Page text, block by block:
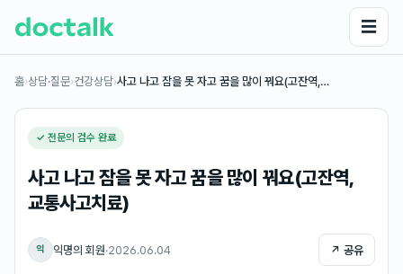
☰
홈›상담·질문›건강상담›사고 나고 잠을 못 자고 꿈을 많이 꿔요(고잔역,…
✓ 전문의 검수 완료
사고 나고 잠을 못 자고 꿈을 많이 꿔요(고잔역,
교통사고치료)
익 익명의 회원·2026.06.04 ↗ 공유